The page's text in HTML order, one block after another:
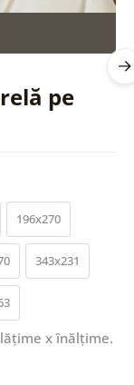
pe
196x270
343x231
x înălțime.